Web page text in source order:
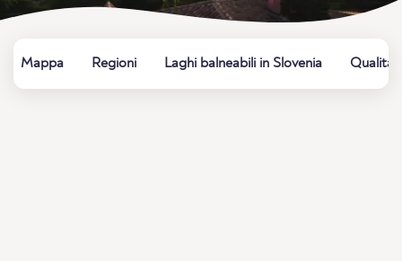
Mappa Regioni Laghi balneabili in Slovenia Qualità